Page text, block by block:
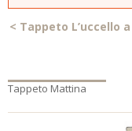
< Tappeto L’uccello
Tappeto Mattina